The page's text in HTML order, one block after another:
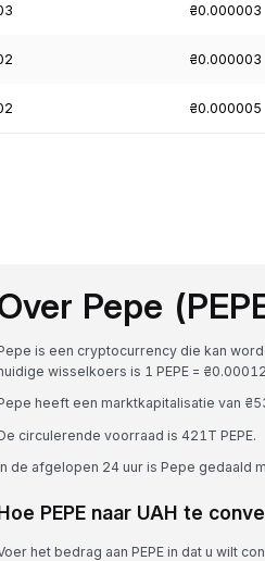
₴0.000003
₴0.000003
₴0.000005
Pepe
is een cryptocurrency die kan
wisselkoers is 1 PEPE =
heeft een marktkapitalisatie van
circulerende voorraad is 421T PEPE.
de afgelopen 24 uur is Pepe gedaald
PEPE naar UAH te
het bedrag aan PEPE in dat u wilt